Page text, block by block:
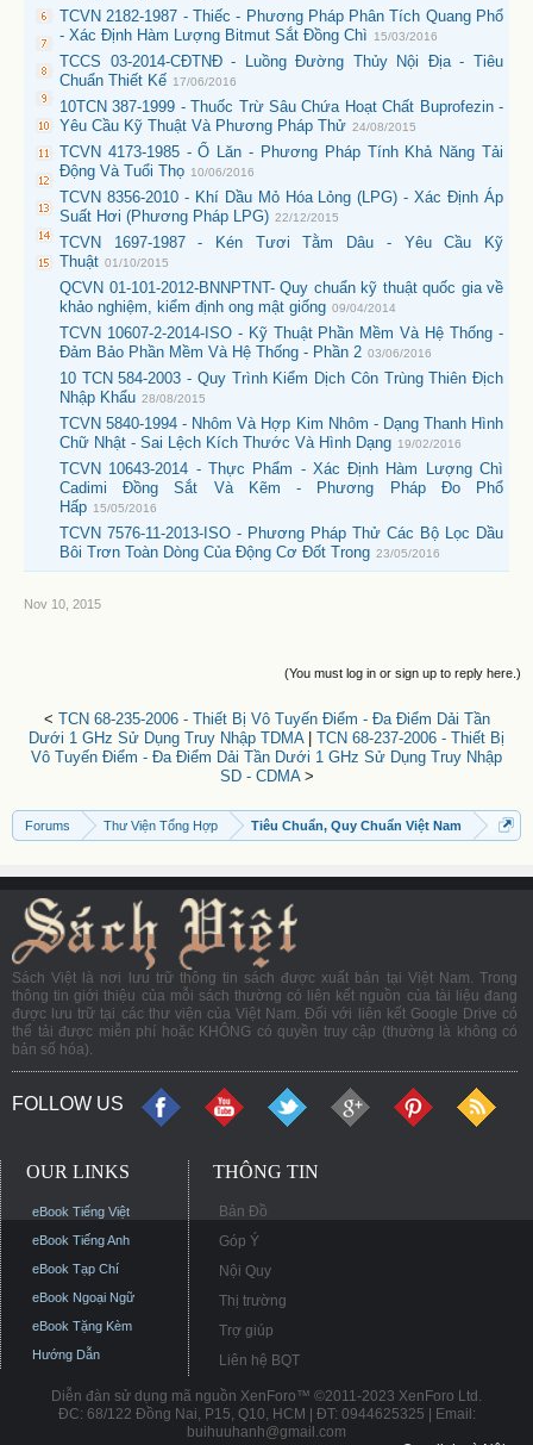
TCVN 2182-1987 - Thiếc - Phương Pháp Phân Tích Quang Phổ
- Xác Định Hàm Lượng Bitmut Sắt Đồng Chì
15/03/2016
TCCS 03-2014-CĐTNĐ - Luồng Đường Thủy Nội Địa - Tiêu
Chuẩn Thiết Kế 17/06/2016
10TCN 387-1999 - Thuốc Trừ Sâu Chứa Hoạt Chất Buprofezin -
Yêu Cầu Kỹ Thuật Và Phương Pháp Thử 24/08/2015
TCVN 4173-1985 - Ổ Lăn - Phương Pháp Tính Khả Năng Tải
Động Và Tuổi Thọ 10/06/2016
TCVN 8356-2010 - Khí Dầu Mỏ Hóa Lỏng (LPG) - Xác Định Áp
Suất Hơi (Phương Pháp LPG) 22/12/2015
TCVN 1697-1987 - Kén Tươi Tằm Dâu - Yêu Cầu Kỹ
Thuật 01/10/2015
QCVN 01-101-2012-BNNPTNT- Quy chuẩn kỹ thuật quốc gia về
khảo nghiệm, kiểm định ong mật giống 09/04/2014
TCVN 10607-2-2014-ISO - Kỹ Thuật Phần Mềm Và Hệ Thống -
Đảm Bảo Phần Mềm Và Hệ Thống - Phần 2 03/06/2016
10 TCN 584-2003 - Quy Trình Kiểm Dịch Côn Trùng Thiên Địch
Nhập Khẩu 28/08/2015
TCVN 5840-1994 - Nhôm Và Hợp Kim Nhôm - Dạng Thanh Hình
Chữ Nhật - Sai Lệch Kích Thước Và Hình Dạng 19/02/2016
TCVN 10643-2014 - Thực Phẩm - Xác Định Hàm Lượng Chì
Cadimi Đồng Sắt Và Kẽm - Phương Pháp Đo Phổ
Hấp 15/05/2016
TCVN 7576-11-2013-ISO - Phương Pháp Thử Các Bộ Lọc Dầu
Bôi Trơn Toàn Dòng Của Động Cơ Đốt Trong 23/05/2016
Nov 10, 2015
(You must log in or sign up to reply here.)
< TCN 68-235-2006 - Thiết Bị Vô Tuyến Điểm - Đa Điểm Dải Tần
Dưới 1 GHz Sử Dụng Truy Nhập TDMA| TCN 68-237-2006 - Thiết Bị
Vô Tuyến Điểm - Đa Điểm Dải Tần Dưới 1 GHz Sử Dụng Truy Nhập
SD - CDMA>
Forums Thư Viện Tổng Hợp Tiêu Chuẩn, Quy Chuẩn Việt Nam
Sách Việt là nơi lưu trữ thông tin sách được xuất bản tại Việt Nam. Trong
thông tin giới thiệu của mỗi sách thường có liên kết nguồn của tài liệu đang
được lưu trữ tại các thư viện của Việt Nam. Đối với liên kết Google Drive có
thể tải được miễn phí hoặc KHÔNG có quyền truy cập (thường là không có
bản số hóa).
FOLLOW US
OUR LINKS
eBook Tiếng Việt
eBook Tiếng Anh
eBook Tạp Chí
eBook Ngoại Ngữ
eBook Tặng Kèm
Hướng Dẫn
THÔNG TIN
Bản Đồ
Góp Ý
Nội Quy
Thị trường
Trợ giúp
Liên hệ BQT
Diễn đàn sử dụng mã nguồn XenForo™ ©2011-2023 XenForo Ltd.
ĐC: 68/122 Đồng Nai, P15, Q10, HCM | ĐT: 0944625325 | Email:
buihuuhanh@gmail.com